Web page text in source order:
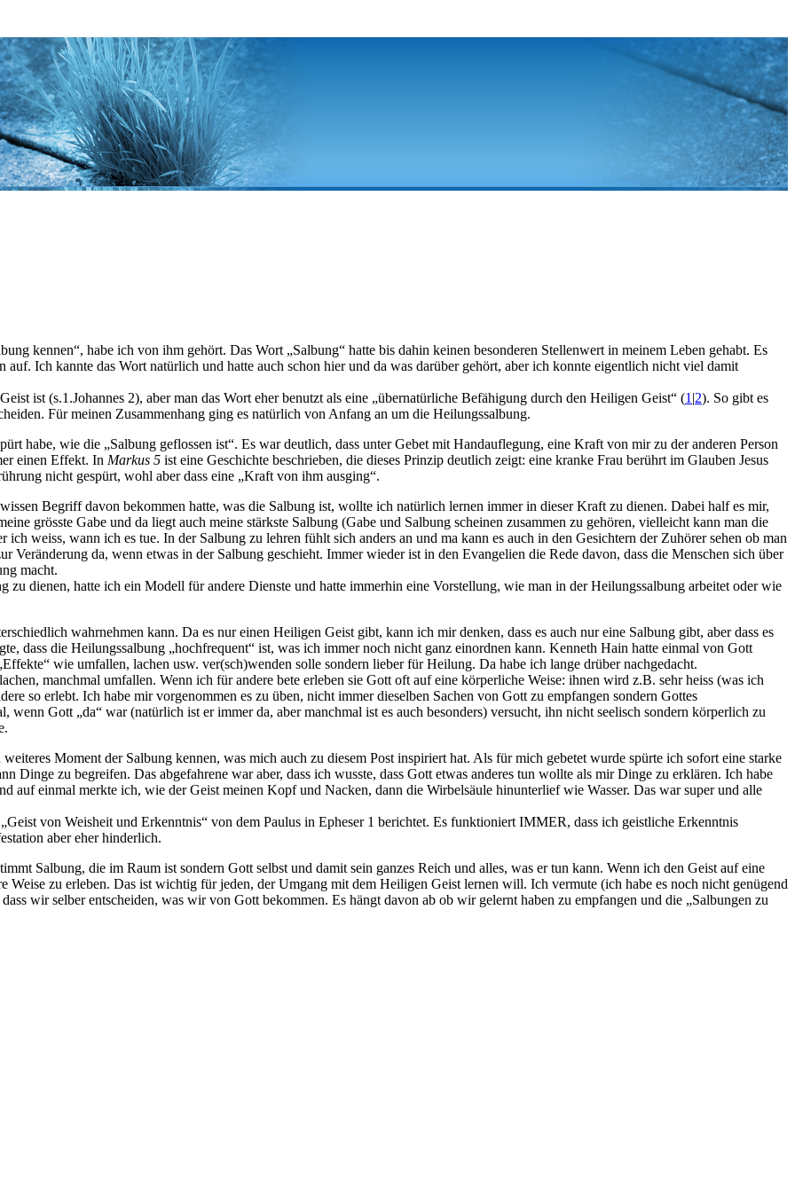
kennen“, habe ich von ihm gehört. Das Wort „Salbung“ hatte bis dahin keinen besonderen Stellenwert in meinem Leben gehabt. Es
Ich kannte das Wort natürlich und hatte auch schon hier und da was darüber gehört, aber ich konnte eigentlich nicht viel damit
ist (s.1.Johannes 2), aber man das Wort eher benutzt als eine „übernatürliche Befähigung durch den Heiligen Geist“ (1 |2). So gibt es
Für meinen Zusammenhang ging es natürlich von Anfang an um die Heilungssalbung.
habe, wie die „Salbung geflossen ist“. Es war deutlich, dass unter Gebet mit Handauflegung, eine Kraft von mir zu der anderen Person
einen Effekt. In Markus 5 ist eine Geschichte beschrieben, die dieses Prinzip deutlich zeigt: eine kranke Frau berührt im Glauben Jesus
nicht gespürt, wohl aber dass eine „Kraft von ihm ausging“.
Begriff davon bekommen hatte, was die Salbung ist, wollte ich natürlich lernen immer in dieser Kraft zu dienen. Dabei half es mir,
grösste Gabe und da liegt auch meine stärkste Salbung (Gabe und Salbung scheinen zusammen zu gehören, vielleicht kann man die
weiss, wann ich es tue. In der Salbung zu lehren fühlt sich anders an und ma kann es auch in den Gesichtern der Zuhörer sehen ob man
Veränderung da, wenn etwas in der Salbung geschieht. Immer wieder ist in den Evangelien die Rede davon, dass die Menschen sich über
macht.
zu dienen, hatte ich ein Modell für andere Dienste und hatte immerhin eine Vorstellung, wie man in der Heilungssalbung arbeitet oder wie
wahrnehmen kann. Da es nur einen Heiligen Geist gibt, kann ich mir denken, dass es auch nur eine Salbung gibt, aber dass es
dass die Heilungssalbung „hochfrequent“ ist, was ich immer noch nicht ganz einordnen kann. Kenneth Hain hatte einmal von Gott
wie umfallen, lachen usw. ver(sch)wenden solle sondern lieber für Heilung. Da habe ich lange drüber nachgedacht.
manchmal umfallen. Wenn ich für andere bete erleben sie Gott oft auf eine körperliche Weise: ihnen wird z.B. sehr heiss (was ich
so erlebt. Ich habe mir vorgenommen es zu üben, nicht immer dieselben Sachen von Gott zu empfangen sondern Gottes
Gott „da“ war (natürlich ist er immer da, aber manchmal ist es auch besonders) versucht, ihn nicht seelisch sondern körperlich zu
Moment der Salbung kennen, was mich auch zu diesem Post inspiriert hat. Als für mich gebetet wurde spürte ich sofort eine starke
Dinge zu begreifen. Das abgefahrene war aber, dass ich wusste, dass Gott etwas anderes tun wollte als mir Dinge zu erklären. Ich habe
auf einmal merkte ich, wie der Geist meinen Kopf und Nacken, dann die Wirbelsäule hinunterlief wie Wasser. Das war super und alle
von Weisheit und Erkenntnis“ von dem Paulus in Epheser 1 berichtet. Es funktioniert IMMER, dass ich geistliche Erkenntnis
aber eher hinderlich.
Salbung, die im Raum ist sondern Gott selbst und damit sein ganzes Reich und alles, was er tun kann. Wenn ich den Geist auf eine
Weise zu erleben. Das ist wichtig für jeden, der Umgang mit dem Heiligen Geist lernen will. Ich vermute (ich habe es noch nicht genügend
wir selber entscheiden, was wir von Gott bekommen. Es hängt davon ab ob wir gelernt haben zu empfangen und die „Salbungen zu